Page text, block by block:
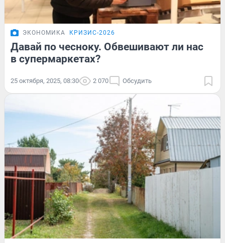
ЭКОНОМИКА КРИЗИС-2026
Давай по чесноку. Обвешивают ли нас
в супермаркетах?
25 октября, 2025, 08:30 2 070 Обсудить